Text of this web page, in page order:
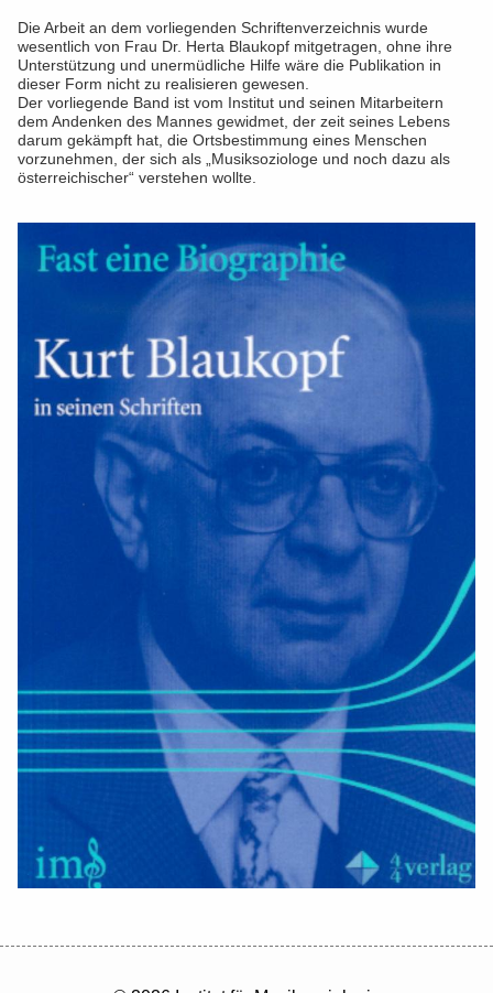
Die Arbeit an dem vorliegenden Schriftenverzeichnis wurde
wesentlich von Frau Dr. Herta Blaukopf mitgetragen, ohne ihre
Unterstützung und unermüdliche Hilfe wäre die Publikation in
dieser Form nicht zu realisieren gewesen.
Der vorliegende Band ist vom Institut und seinen Mitarbeitern
dem Andenken des Mannes gewidmet, der zeit seines Lebens
darum gekämpft hat, die Ortsbestimmung eines Menschen
vorzunehmen, der sich als „Musiksoziologe und noch dazu als
österreichischer“ verstehen wollte.